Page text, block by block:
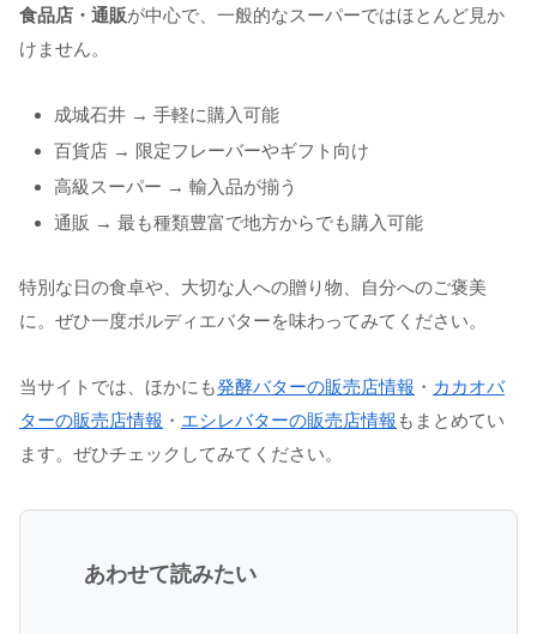
食品店・通販が中心で、一般的なスーパーではほとんど見か
けません。
成城石井 → 手軽に購入可能
百貨店 → 限定フレーバーやギフト向け
高級スーパー → 輸入品が揃う
通販 → 最も種類豊富で地方からでも購入可能
特別な日の食卓や、大切な人への贈り物、自分へのご褒美
に。ぜひ一度ボルディエバターを味わってみてください。
当サイトでは、ほかにも発酵バターの販売店情報 ・ カカオバ
ターの販売店情報 ・ エシレバターの販売店情報 もまとめてい
ます。ぜひチェックしてみてください。
あわせて読みたい